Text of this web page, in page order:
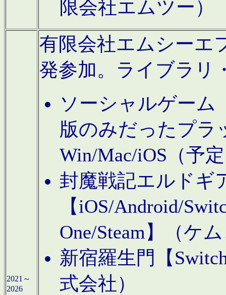
限会社エムツー）
2021～
2026
有限会社エムシーエ
発参加。ライブラリ
ソーシャルゲーム
版のみだったプラ
Win/Mac/iOS（予
封魔戦記エルドギ
【iOS/Android/
One/Steam】（ケ
新宿羅生門【
式会社）